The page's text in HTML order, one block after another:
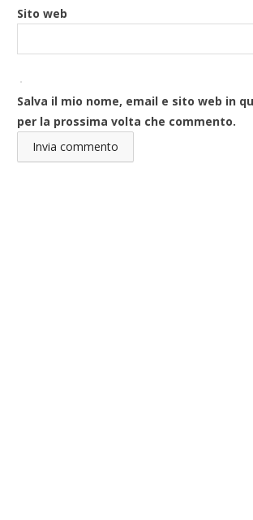
Sito web
Salva il mio nome, email e sito web in
per la prossima volta che commento.